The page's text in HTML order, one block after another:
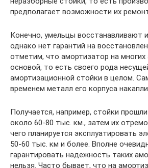
предполагает возможности их
Конечно, умельцы восстанавливают
однако нет гарантий на
отметим, что амортизатор на многих
основой, то есть своего рода
амортизационной стойки в целом.
временем металл его корпуса
Получается, например, стойки
около 60-80 тыс. км., затем их
чего планируется эксплуатировать
50-60 тыс. км и более. Вполне
гарантировать надежность таких
нельзя. Часто бывает, что на